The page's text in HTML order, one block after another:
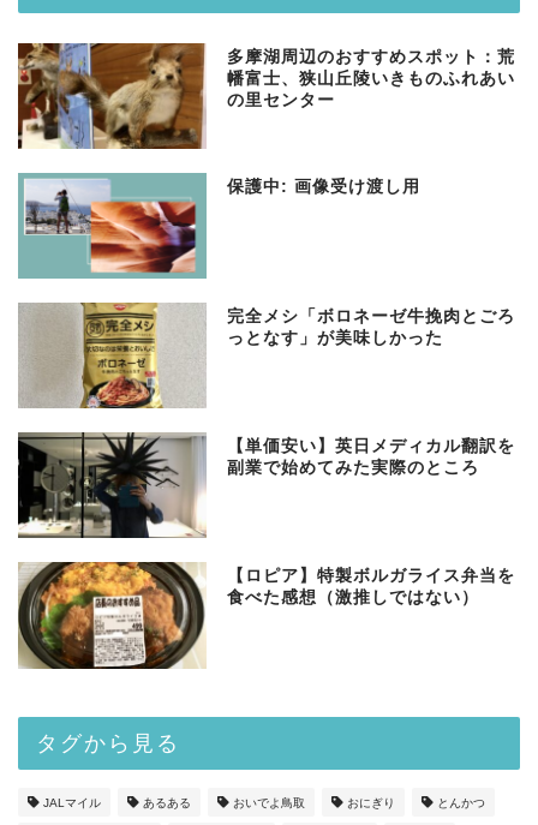
多摩湖周辺のおすすめスポット：荒
幡富士、狭山丘陵いきものふれあい
の里センター
保護中: 画像受け渡し用
完全メシ「ボロネーゼ牛挽肉とごろ
っとなす」が美味しかった
【単価安い】英日メディカル翻訳を
副業で始めてみた実際のところ
【ロピア】特製ボルガライス弁当を
食べた感想（激推しではない）
タグから見る
JALマイル あるある おいでよ鳥取 おにぎり とんかつ